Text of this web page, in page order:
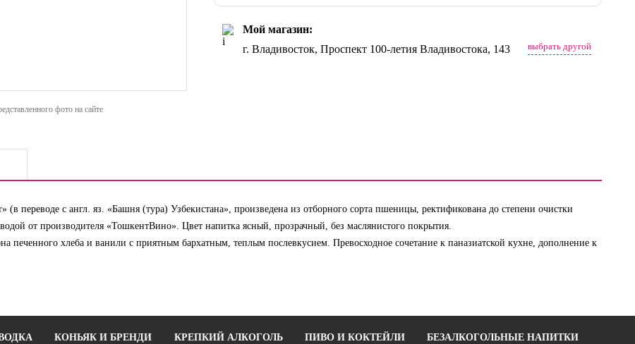
фото на сайте
Мой магазин:
г. Владивосток, Проспект 100-летия Владивостока, 143
выбрать другой
(в переводе с англ. яз. «Башня (тура) Узбекистана», произведена из отборного сорта пшеницы, ректификована до степени очистки
от производителя «ТошкентВино». Цвет напитка ясный, прозрачный, без маслянистого покрытия.
печенного хлеба и ванили с приятным бархатным, теплым послевкусием. Превосходное сочетание к паназиатской кухне, дополнение к
КОНЬЯК И БРЕНДИ КРЕПКИЙ АЛКОГОЛЬ ПИВО И КОКТЕЙЛИ БЕЗАЛКОГОЛЬНЫЕ НАПИТКИ